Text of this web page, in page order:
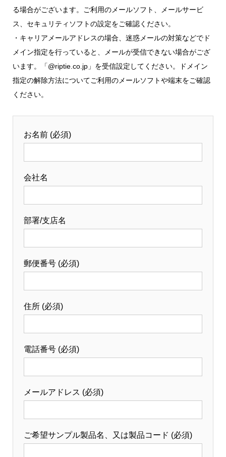
る場合がございます。ご利用のメールソフト、メールサービ
ス、セキュリティソフトの設定をご確認ください。
・キャリアメールアドレスの場合、迷惑メールの対策などでド
メイン指定を行っていると、メールが受信できない場合がござ
います。「@riptie.co.jp」を受信設定してください。ドメイン
指定の解除方法についてご利用のメールソフトや端末をご確認
ください。
お名前 (必須)
会社名
部署/支店名
郵便番号 (必須)
住所 (必須)
電話番号 (必須)
メールアドレス (必須)
ご希望サンプル製品名、又は製品コード (必須)